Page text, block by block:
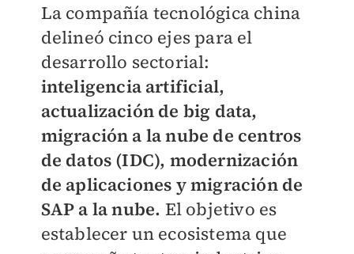
La compañía tecnológica china
delineó cinco ejes para el
desarrollo sectorial:
inteligencia artificial,
actualización de big data,
migración a la nube de centros
de datos (IDC), modernización
de aplicaciones y migración de
SAP a la nube. El objetivo es
establecer un ecosistema que